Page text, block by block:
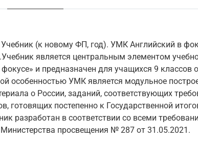
(к новому ФП, год). УМК Английский в
является центральным элементом
и предназначен для учащихся 9 классов
особенностью УМК является модульное
о России, заданий, соответствующих
готовящих постепенно к Государственной
разработан в соответствии со всеми
просвещения № 287 от 31.05.2021.